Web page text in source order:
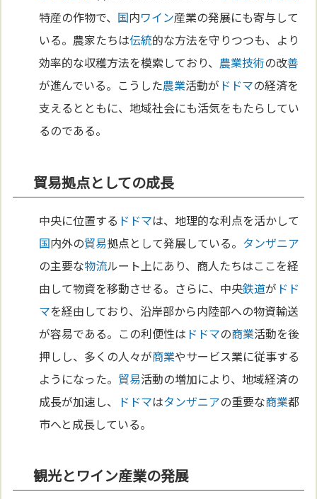
特産の作物で、 国内ワイン産業の発展にも寄与して
いる。農家たちは伝統的な方法を守りつつも、より
効率的な収穫方法を模索しており、 農業技術の改善
が進んでいる。こうした農業活動が ドドマの経済を
支えるとともに、地域社会にも活気をもたらしてい
るのである。
貿易拠点としての成長
中央に位置する ドドマは、地理的な利点を活かして
国内外の貿易拠点として発展している。 タンザニア
の主要な物流ルート上にあり、商人たちはここを経
由して物資を移動させる。さらに、中央鉄道が ドド
マを経由しており、沿岸部から内陸部への物資輸送
が容易である。この利便性は ドドマの商業活動を後
押しし、多くの人々が商業やサービス業に従事する
ようになった。貿易活動の増加により、地域経済の
成長が加速し、
ドドマはタンザニアの重要な商業都
市へと成長している。
観光とワイン産業の発展